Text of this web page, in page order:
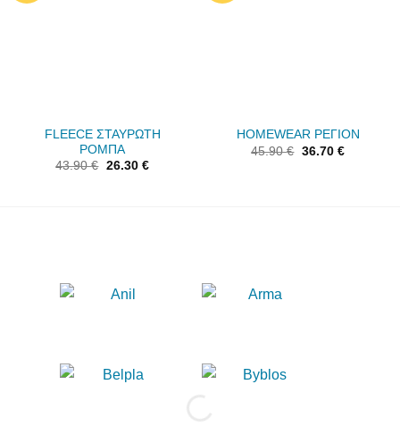
FLEECE ΣΤΑΥΡΩΤΗ
ΡΟΜΠΑ
43.90€ 26.30 €
HOMEWEAR ΡΕΓΙΟΝ
45.90€ 36.70 €